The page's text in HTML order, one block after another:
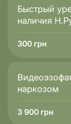
Быстрый
наличия
300 грн
наркозом
3 900 грн